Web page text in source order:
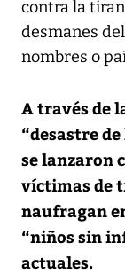
contra la
desmanes
nombres o
A través de
“desastre
se lanzaron
víctimas de
naufragan
“niños sin
actuales.